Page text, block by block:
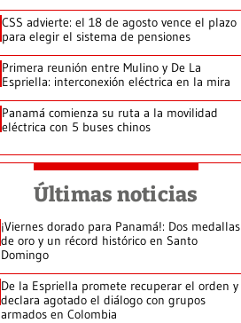
CSS advierte: el 18 de agosto vence el plazo
para elegir el sistema de pensiones
Primera reunión entre Mulino y De La
Espriella: interconexión eléctrica en la mira
Panamá comienza su ruta a la movilidad
eléctrica con 5 buses chinos
Últimas noticias
¡Viernes dorado para Panamá!: Dos medallas
de oro y un récord histórico en Santo
Domingo
De la Espriella promete recuperar el orden y
declara agotado el diálogo con grupos
armados en Colombia